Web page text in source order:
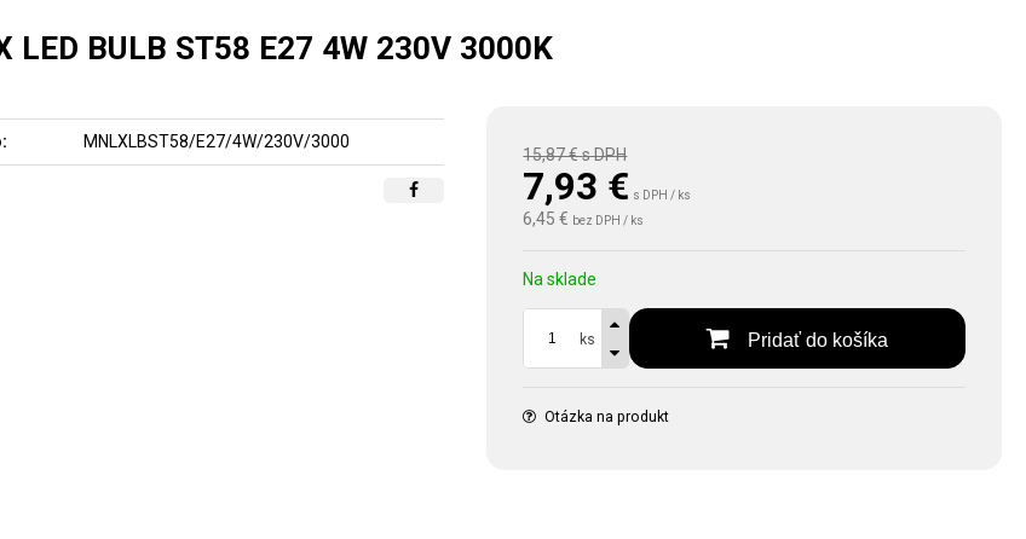
LED BULB ST58 E27 4W 230V 3000K
15,87 €s DPH
7,93 € s DPH / ks
6,45 € bez DPH / ks
Na sklade
ks Pridať do košíka
Otázka na produkt
MNLXLBST58/E27/4W/230V/3000